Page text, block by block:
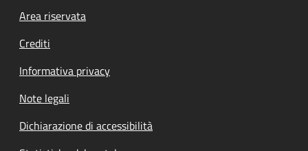
Footer menu
Area riservata
Crediti
Informativa privacy
Note legali
Dichiarazione di accessibilità